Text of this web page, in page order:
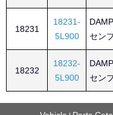
18231
18231-
5L900
セン
18232
18232-
5L900
セン